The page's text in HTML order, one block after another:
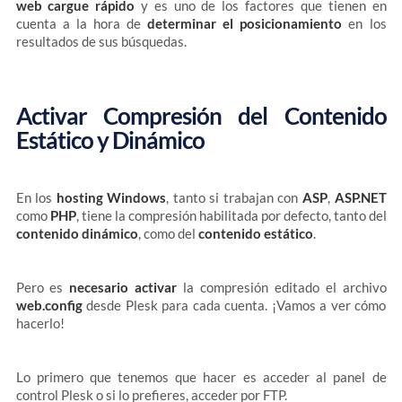
web cargue rápido y es uno de los factores que tienen en
cuenta a la hora dedeterminar el posicionamientoen los
resultados de sus búsquedas.
Activar Compresión del Contenido
Estático y Dinámico
En los hosting Windows, tanto si trabajan con ASP, ASP.NET
como PHP, tiene la compresión habilitada por defecto, tanto del
contenido dinámico, como del contenido estático.
Pero es necesario activar la compresión editado el archivo
web.configdesde Plesk para cada cuenta. ¡Vamos a ver cómo
hacerlo!
Lo primero que tenemos que hacer es acceder al panel de
control Plesk o si lo prefieres, acceder por FTP.